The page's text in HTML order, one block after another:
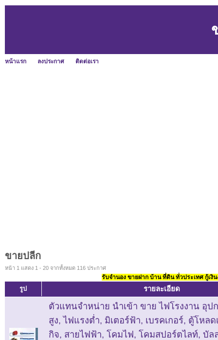
หน้าแรก ลงประกาศ ติดต่อเรา
ขายปลีก
หน้า 1 แสดง 1 - 20 จากทั้งหมด 116 ประกาศ
รับจำนอง ขายฝาก บ้าน ที่ดิน ทั่วประเทศ กู้เงิ
รูป รายละเอียด
ตัวแทนจำหน่าย นำเข้า ขาย ไฟโรงงาน อุป
สูง, ไฟแรงต่ำ, มิเตอร์ฟ้า, เบรคเกอร์, ตู้โหลด
กิจ, สายไฟฟ้า, โคมไฟ, โคมสปอร์ตไลท์, บัล